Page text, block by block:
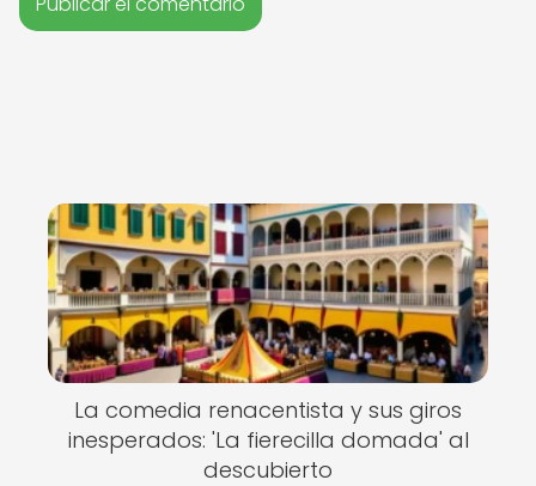
La comedia renacentista y sus giros
inesperados: 'La fierecilla domada' al
descubierto